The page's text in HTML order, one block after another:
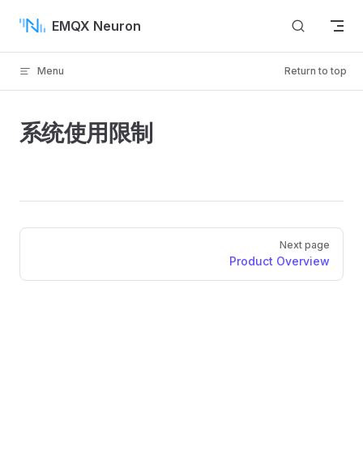
Skip to content
EMQX Neuron
Menu Return to top
系统使用限制
Pager
Next page
Product Overview